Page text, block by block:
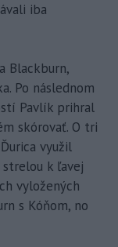
iba
Blackburn,
Po následnom
Pavlík prihral
skórovať. O tri
využil
k ľavej
vyložených
s Kóňom, no